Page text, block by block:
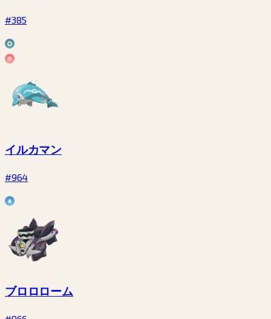
#385
イルカマン
#964
ブロロローム